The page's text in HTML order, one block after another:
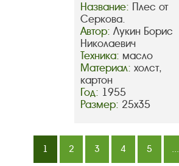
Название: Плес от
Серкова.
Автор: Лукин Борис
Николаевич
Техника: масло
Материал: холст,
картон
Год: 1955
Размер: 25х35
1 2 3 4 5 ...